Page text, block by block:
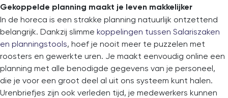
Gekoppelde planning maakt je leven makkelijker
In de horeca is een strakke planning natuurlijk ontzettend
belangrijk. Dankzij slimme koppelingen tussen Salariszaken
en planningstools, hoef je nooit meer te puzzelen met
roosters en gewerkte uren. Je maakt eenvoudig online een
planning met alle benodigde gegevens van je personeel,
die je voor een groot deel al uit ons systeem kunt halen.
Urenbriefjes zijn ook verleden tijd, je medewerkers kunnen